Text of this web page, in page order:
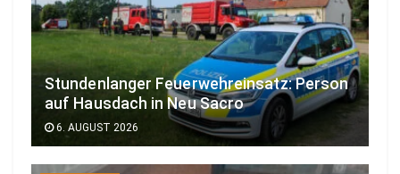
Stundenlanger Feuerwehreinsatz: Person
auf Hausdach in Neu Sacro
6. AUGUST 2026